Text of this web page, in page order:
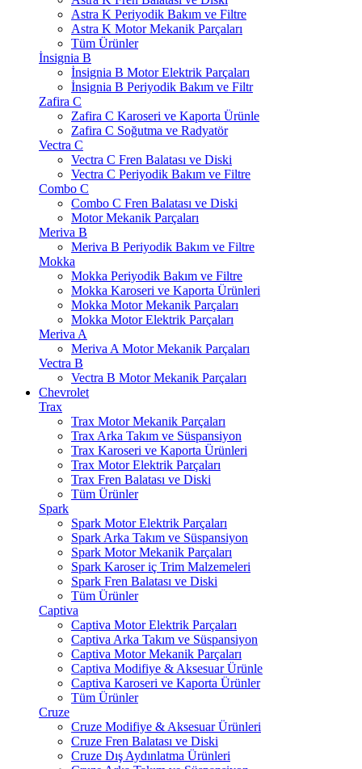
Astra K Periyodik Bakım ve Filtre
Astra K Motor Mekanik Parçaları
Tüm Ürünler
İnsignia B
İnsignia B Motor Elektrik Parçaları
İnsignia B Periyodik Bakım ve Filtr
Zafira C
Zafira C Karoseri ve Kaporta Ürünle
Zafira C Soğutma ve Radyatör
Vectra C
Vectra C Fren Balatası ve Diski
Vectra C Periyodik Bakım ve Filtre
Combo C
Combo C Fren Balatası ve Diski
Motor Mekanik Parçaları
Meriva B
Meriva B Periyodik Bakım ve Filtre
Mokka
Mokka Periyodik Bakım ve Filtre
Mokka Karoseri ve Kaporta Ürünleri
Mokka Motor Mekanik Parçaları
Mokka Motor Elektrik Parçaları
Meriva A
Meriva A Motor Mekanik Parçaları
Vectra B
Vectra B Motor Mekanik Parçaları
Chevrolet
Trax
Trax Motor Mekanik Parçaları
Trax Arka Takım ve Süspansiyon
Trax Karoseri ve Kaporta Ürünleri
Trax Motor Elektrik Parçaları
Trax Fren Balatası ve Diski
Tüm Ürünler
Spark
Spark Motor Elektrik Parçaları
Spark Arka Takım ve Süspansiyon
Spark Motor Mekanik Parçaları
Spark Karoser iç Trim Malzemeleri
Spark Fren Balatası ve Diski
Tüm Ürünler
Captiva
Captiva Motor Elektrik Parçaları
Captiva Arka Takım ve Süspansiyon
Captiva Motor Mekanik Parçaları
Captiva Modifiye & Aksesuar Ürünle
Captiva Karoseri ve Kaporta Ürünler
Tüm Ürünler
Cruze
Cruze Modifiye & Aksesuar Ürünleri
Cruze Fren Balatası ve Diski
Cruze Dış Aydınlatma Ürünleri